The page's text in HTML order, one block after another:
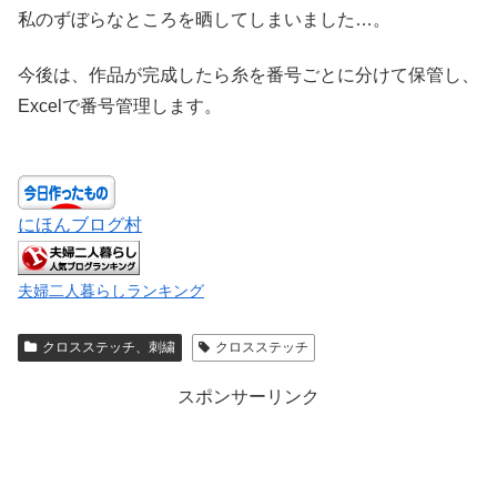
私のずぼらなところを晒してしまいました…。
今後は、作品が完成したら糸を番号ごとに分けて保管し、
Excelで番号管理します。
にほんブログ村
夫婦二人暮らしランキング
クロスステッチ、刺繍 クロスステッチ
スポンサーリンク